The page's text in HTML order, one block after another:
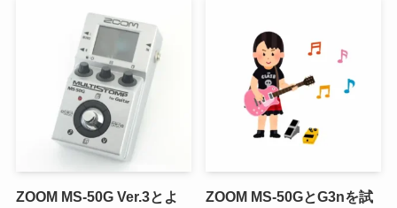
ZOOM MS-50G Ver.3とよ
ZOOM MS-50GとG3nを試